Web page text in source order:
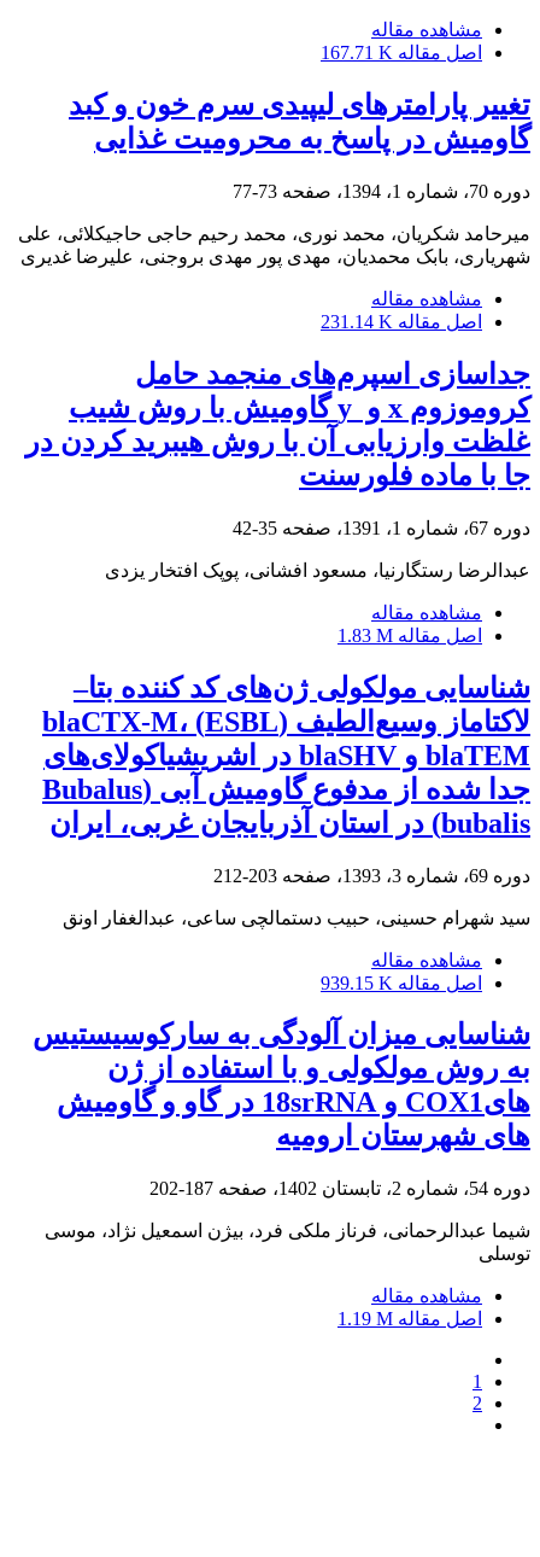
مشاهده مقاله
اصل مقاله 167.71 K
تغییر پارامترهای لیپیدی سرم خون و کبد
گاومیش در پاسخ به محرومیت غذایی
دوره 70، شماره 1، 1394، صفحه 73-77
میرحامد شکریان، محمد نوری، محمد رحیم حاجی حاجیکلائی، علی
شهریاری، بابک محمدیان، مهدی پور مهدی بروجنی، علیرضا غدیری
مشاهده مقاله
اصل مقاله 231.14 K
جداسازی اسپرم‌های منجمد حامل
کروموزوم x و ‌ y گاومیش با روش شیب
غلظت وارزیابی آن با روش هیبرید کردن در
جا با ماده فلورسنت
دوره 67، شماره 1، 1391، صفحه 35-42
عبدالرضا رستگارنیا، مسعود افشانی، پوپک افتخار یزدی
مشاهده مقاله
اصل مقاله 1.83 M
شناسایی مولکولی ژن‌های کد کننده بتا–
لاکتاماز وسیع‌الطیف ‌(ESBL) blaCTX-M،
blaTEM و blaSHV در اشریشیاکولای‌های
جدا شده‌ ‌از مدفوع گاومیش آبی (Bubalus
bubalis)‌ در استان آذربایجان غربی، ایران
دوره 69، شماره 3، 1393، صفحه 203-212
سید شهرام حسینی، حبیب دستمالچی ساعی، عبدالغفار اونق
مشاهده مقاله
اصل مقاله 939.15 K
شناسایی میزان آلودگی به سارکوسیستیس
به روش مولکولی و با استفاده از ژن
هایCOX1 و 18srRNA در گاو و گاومیش
های شهرستان ارومیه
دوره 54، شماره 2، تابستان 1402، صفحه 187-202
شیما عبدالرحمانی، فرناز ملکی فرد، بیژن اسمعیل نژاد، موسی
توسلی
مشاهده مقاله
اصل مقاله 1.19 M
1
2